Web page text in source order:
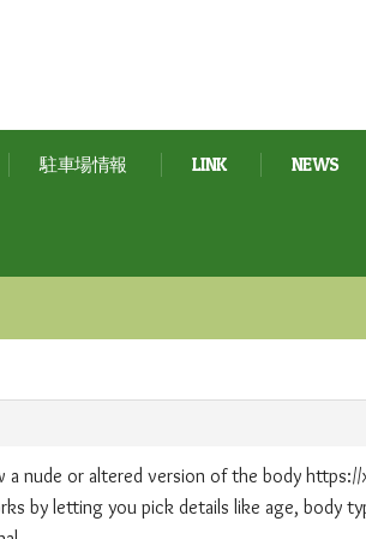
駐車場情報 LINK NEWS
nude or altered version of the body https://
by letting you pick details like age, body